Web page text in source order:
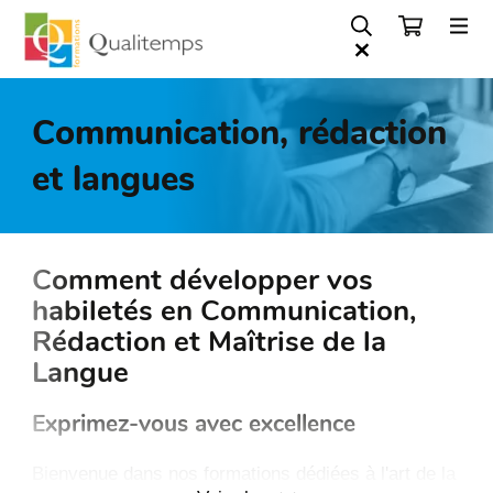
Communication, rédaction
et langues
Comment développer vos
habiletés en Communication,
Rédaction et Maîtrise de la
Langue
Exprimez-vous avec excellence